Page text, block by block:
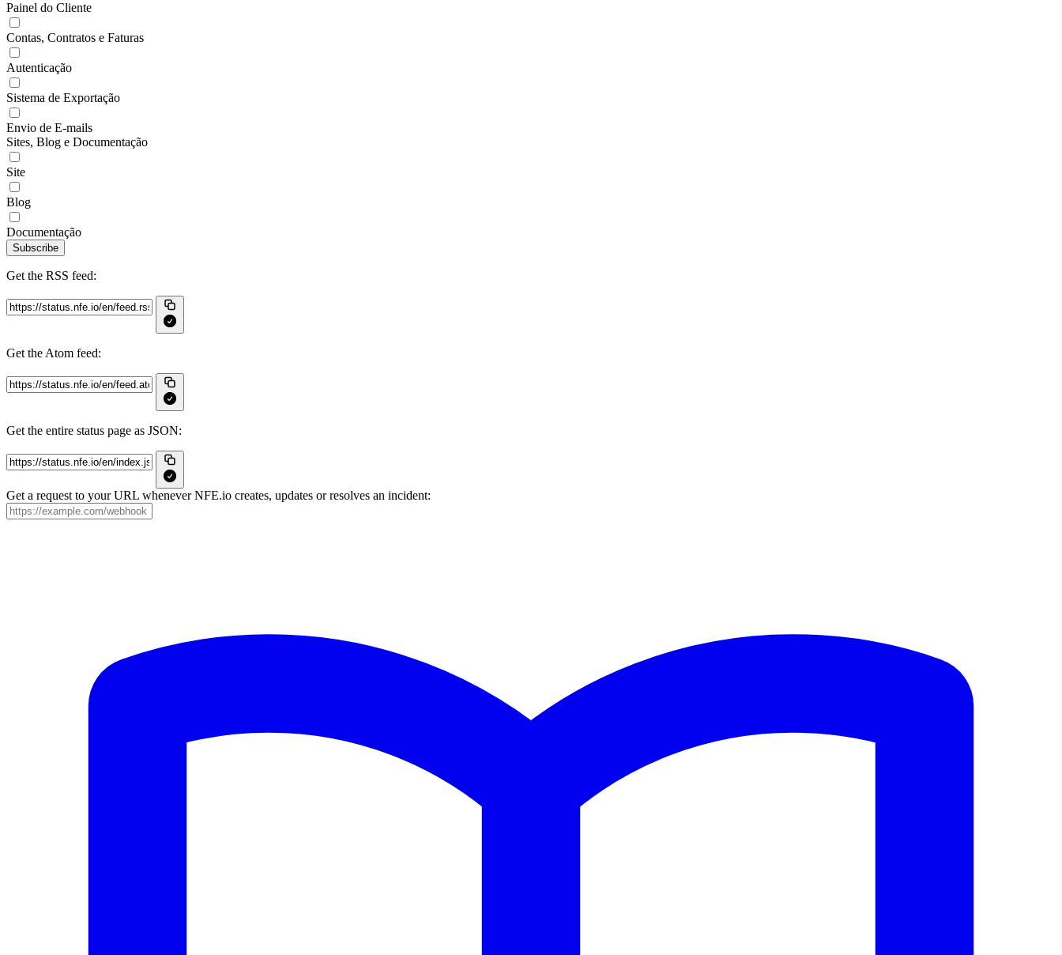
Painel do Cliente
Contas, Contratos e Faturas
Autenticação
Sistema de Exportação
Envio de E-mails
Sites, Blog e Documentação
Site
Blog
Documentação
Subscribe
Get the RSS feed:
Get the Atom feed:
Get the entire status page as JSON:
Get a request to your URL whenever NFE.io creates, updates or resolves an incident: